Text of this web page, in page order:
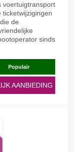
voertuigtransport
de
sinds
Populair
AANBIEDING